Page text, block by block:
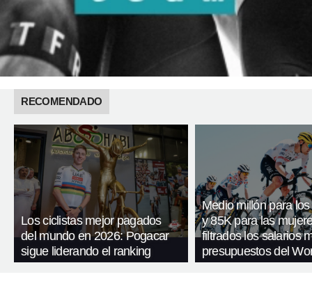
RECOMENDADO
Los ciclistas mejor pagados
del mundo en 2026: Pogacar
sigue liderando el ranking
Medio millón para
y 85K para las
filtrados los salarios
presupuestos del